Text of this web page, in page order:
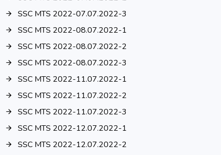
SSC MTS 2022-07.07.2022-3
SSC MTS 2022-08.07.2022-1
SSC MTS 2022-08.07.2022-2
SSC MTS 2022-08.07.2022-3
SSC MTS 2022-11.07.2022-1
SSC MTS 2022-11.07.2022-2
SSC MTS 2022-11.07.2022-3
SSC MTS 2022-12.07.2022-1
SSC MTS 2022-12.07.2022-2